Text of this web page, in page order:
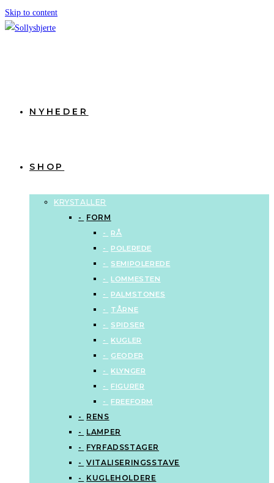
Skip to content
NYHEDER
SHOP
KRYSTALLER
FORM
RÅ
POLEREDE
SEMIPOLEREDE
LOMMESTEN
PALMSTONES
TÅRNE
SPIDSER
KUGLER
GEODER
KLYNGER
FIGURER
FREEFORM
RENS
LAMPER
FYRFADSSTAGER
VITALISERINGSSTAVE
KUGLEHOLDERE